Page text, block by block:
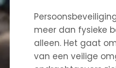
meer dan fysieke
alleen. Het gaat
van een veilige